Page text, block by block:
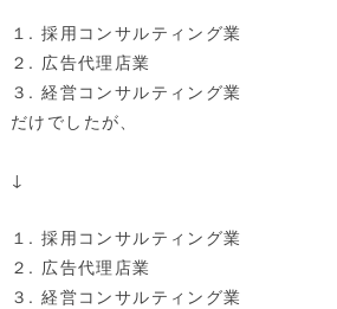
１. 採用コンサルティング業
２. 広告代理店業
３. 経営コンサルティング業
だけでしたが、
↓
１. 採用コンサルティング業
２. 広告代理店業
３. 経営コンサルティング業